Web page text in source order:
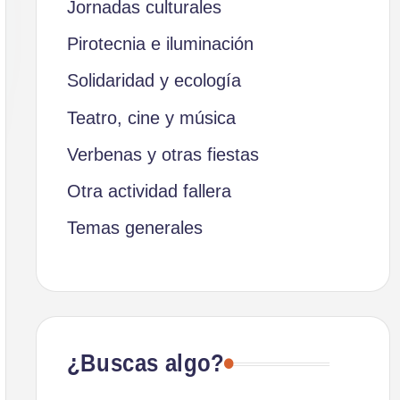
Jornadas culturales
Pirotecnia e iluminación
Solidaridad y ecología
Teatro, cine y música
Verbenas y otras fiestas
Otra actividad fallera
Temas generales
¿Buscas algo?